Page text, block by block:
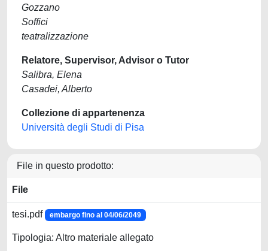
Gozzano
Soffici
teatralizzazione
Relatore, Supervisor, Advisor o Tutor
Salibra, Elena
Casadei, Alberto
Collezione di appartenenza
Università degli Studi di Pisa
File in questo prodotto:
File
tesi.pdf embargo fino al 04/06/2049
Tipologia: Altro materiale allegato